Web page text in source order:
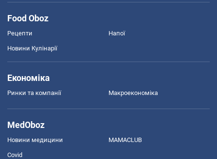
Food Oboz
Рецепти Напої
Новини Кулінарії
Економіка
Ринки та компанії Макроекономіка
MedOboz
Новини медицини MAMACLUB
Covid